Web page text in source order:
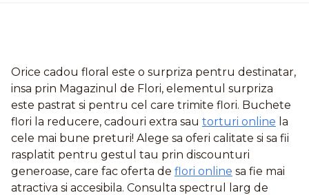
Orice cadou floral este o surpriza pentru destinatar,
insa prin Magazinul de Flori, elementul surpriza
este pastrat si pentru cel care trimite flori. Buchete
flori la reducere, cadouri extra sau torturi online la
cele mai bune preturi! Alege sa oferi calitate si sa fii
rasplatit pentru gestul tau prin discounturi
generoase, care fac oferta de flori online sa fie mai
atractiva si accesibila. Consulta spectrul larg de